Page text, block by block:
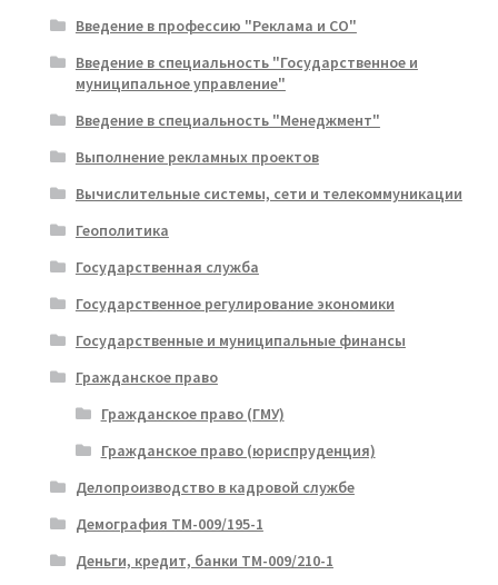
Введение в профессию "Реклама и СО"
Введение в специальность "Государственное и
муниципальное управление"
Введение в специальность "Менеджмент"
Выполнение рекламных проектов
Вычислительные системы, сети и телекоммуникации
Геополитика
Государственная служба
Государственное регулирование экономики
Государственные и муниципальные финансы
Гражданское право
Гражданское право (ГМУ)
Гражданское право (юриспруденция)
Делопроизводство в кадровой службе
Демография ТМ-009/195-1
Деньги, кредит, банки ТМ-009/210-1